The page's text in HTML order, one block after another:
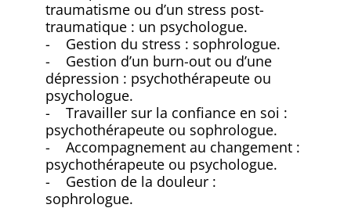
traumatisme ou d’un stress post-
traumatique : un psychologue.
- Gestion du stress : sophrologue.
- Gestion d’un burn-out ou d’une
dépression : psychothérapeute ou
psychologue.
- Travailler sur la confiance en soi :
psychothérapeute ou sophrologue.
- Accompagnement au changement :
psychothérapeute ou psychologue.
- Gestion de la douleur :
sophrologue.